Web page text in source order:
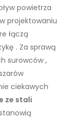
powietrza
projektowaniu
łączą
. Za sprawą
surowców ,
ciekawych
ze stali